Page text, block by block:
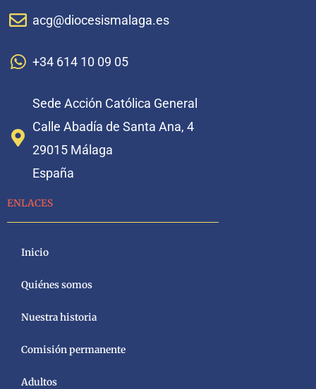
acg@diocesismalaga.es
+34 614 10 09 05
Sede Acción Católica General
Calle Abadía de Santa Ana, 4
29015 Málaga
España
ENLACES
Inicio
Quiénes somos
Nuestra historia
Comisión permanente
Adultos